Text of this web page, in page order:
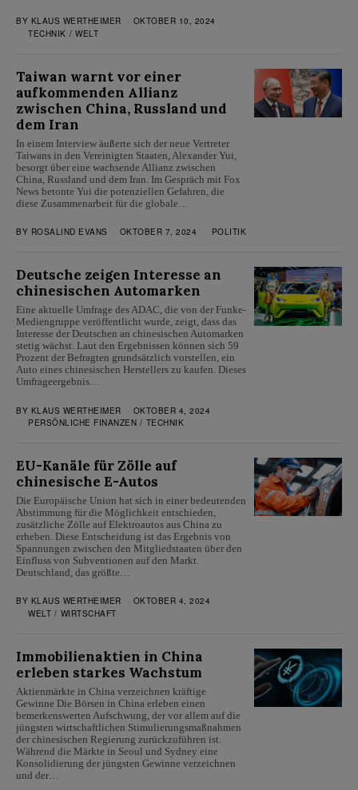
BY KLAUS WERTHEIMER
OKTOBER 10, 2024
TECHNIK / WELT
Taiwan warnt vor einer
aufkommenden Allianz
zwischen China, Russland und
dem Iran
In einem Interview äußerte sich der neue Vertreter
Taiwans in den Vereinigten Staaten, Alexander Yui,
besorgt über eine wachsende Allianz zwischen
China, Russland und dem Iran. Im Gespräch mit Fox
News betonte Yui die potenziellen Gefahren, die
diese Zusammenarbeit für die globale…
BY ROSALIND EVANS OKTOBER 7, 2024 POLITIK
Deutsche zeigen Interesse an
chinesischen Automarken
Eine aktuelle Umfrage des ADAC, die von der Funke-
Mediengruppe veröffentlicht wurde, zeigt, dass das
Interesse der Deutschen an chinesischen Automarken
stetig wächst. Laut den Ergebnissen können sich 59
Prozent der Befragten grundsätzlich vorstellen, ein
Auto eines chinesischen Herstellers zu kaufen. Dieses
Umfrageergebnis…
BY KLAUS WERTHEIMER
OKTOBER 4, 2024
PERSÖNLICHE FINANZEN / TECHNIK
EU-Kanäle für Zölle auf
chinesische E-Autos
Die Europäische Union hat sich in einer bedeutenden
Abstimmung für die Möglichkeit entschieden,
zusätzliche Zölle auf Elektroautos aus China zu
erheben. Diese Entscheidung ist das Ergebnis von
Spannungen zwischen den Mitgliedstaaten über den
Einfluss von Subventionen auf den Markt.
Deutschland, das größte…
BY KLAUS WERTHEIMER
OKTOBER 4, 2024
WELT / WIRTSCHAFT
Immobilienaktien in China
erleben starkes Wachstum
Aktienmärkte in China verzeichnen kräftige
Gewinne Die Börsen in China erleben einen
bemerkenswerten Aufschwung, der vor allem auf die
jüngsten wirtschaftlichen Stimulierungsmaßnahmen
der chinesischen Regierung zurückzuführen ist.
Während die Märkte in Seoul und Sydney eine
Konsolidierung der jüngsten Gewinne verzeichnen
und der…